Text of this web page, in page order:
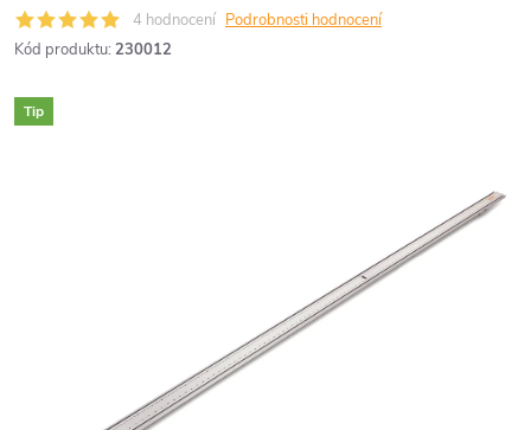
4 hodnocení Podrobnosti hodnocení
Kód produktu: 230012
Tip